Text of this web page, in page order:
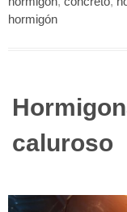
hormigón
caluroso